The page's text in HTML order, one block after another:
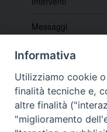
Messaggi
Indicazioni e lettere
Lectio e Quaresimali
Informativa
Utilizziamo cookie
finalità tecniche e,
altre finalità
"miglioramento